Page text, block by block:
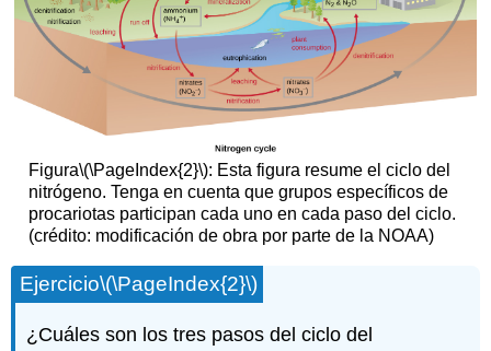
Figura\(\PageIndex{2}\): Esta figura resume el ciclo del
nitrógeno. Tenga en cuenta que grupos específicos de
procariotas participan cada uno en cada paso del ciclo.
(crédito: modificación de obra por parte de la NOAA)
Ejercicio\(\PageIndex{2}\)
¿Cuáles son los tres pasos del ciclo del